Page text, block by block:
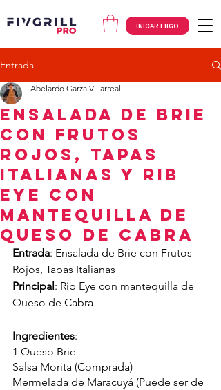
INICAR FIIGO
Entrada
Ensalada de Brie
con Frutos
Rojos, Tapas
Italianas y Rib
Eye con
mantequilla de
Queso DE CABRA
Abelardo Garza Villarreal
Entrada: Ensalada de Brie con Frutos
Rojos, Tapas Italianas
Principal : Rib Eye con mantequilla de
Queso de Cabra
Ingredientes:
1 Queso Brie
Salsa Morita (Comprada)
Mermelada de Maracuyá (Puede ser de